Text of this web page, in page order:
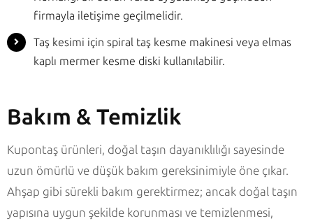
firmayla iletişime geçilmelidir.
Taş kesimi için spiral taş kesme makinesi veya elmas
kaplı mermer kesme diski kullanılabilir.
Bakım & Temizlik
Kupontaş ürünleri, doğal taşın dayanıklılığı sayesinde
uzun ömürlü ve düşük bakım gereksinimiyle öne çıkar.
Ahşap gibi sürekli bakım gerektirmez; ancak doğal taşın
yapısına uygun şekilde korunması ve temizlenmesi,